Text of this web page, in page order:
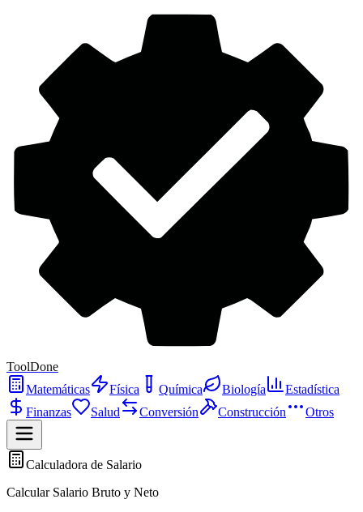
ToolDone
Matemáticas
Física Química Biología
Estadística
Finanzas
Salud Conversión Construcción Otros
Calculadora de Salario
Calcular Salario Bruto y Neto